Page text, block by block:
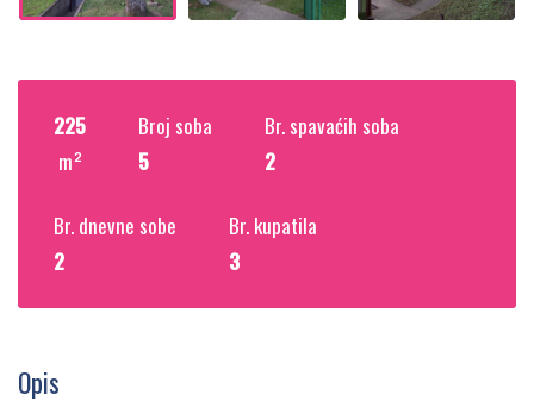
225
m²
Broj soba
5
Br. spavaćih soba
2
Br. dnevne sobe
2
Br. kupatila
3
Opis